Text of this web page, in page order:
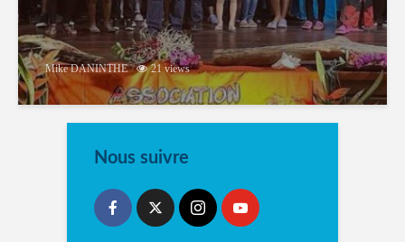
Mike DANINTHE 21 views
Nous suivre